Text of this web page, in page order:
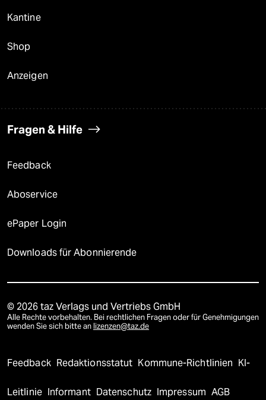
Kantine
Shop
Anzeigen
Fragen & Hilfe
Feedback
Aboservice
ePaper Login
Downloads für Abonnierende
© 2026 taz Verlags und Vertriebs GmbH
Alle Rechte vorbehalten. Bei rechtlichen Fragen oder für Genehmigungen
wenden Sie sich bitte an lizenzen@taz.de
Feedback Redaktionsstatut Kommune-Richtlinien KI-
Leitlinie Informant Datenschutz Impressum AGB